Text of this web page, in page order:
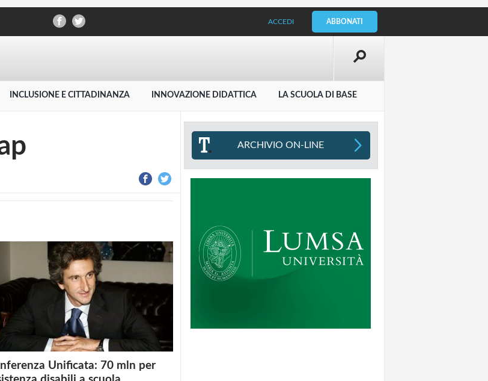
ACCEDI ABBONATI
INCLUSIONE E CITTADINANZA INNOVAZIONE DIDATTICA LA SCUOLA DI BASE
Unificata: 70 mln per
ARCHIVIO ON-LINE